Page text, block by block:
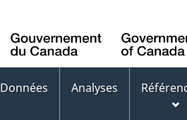
Données Analyses